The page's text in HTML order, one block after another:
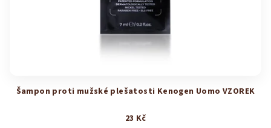
Šampon proti mužské plešatosti Kenogen Uomo VZOREK
23 Kč